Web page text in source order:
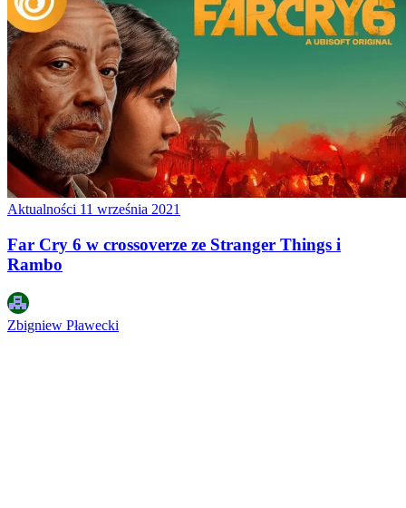
Aktualności 11 września 2021
Far Cry 6 w crossoverze ze Stranger Things i
Rambo
Zbigniew Pławecki